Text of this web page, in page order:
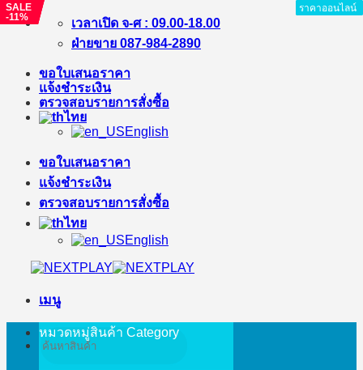
ข้าม
เนื้อหา
เวลาเปิด จ-ศ : 09.00-18.00
ฝ่ายขาย 087-984-2890
ขอใบเสนอราคา
แจ้งชำระเงิน
ตรวจสอบรายการสั่งซื้อ
ไทย
English
ขอใบเสนอราคา
แจ้งชำระเงิน
ตรวจสอบรายการสั่งซื้อ
ไทย
English
เมนู
ค้นหา:
หมวดหมู่สินค้า Category
ราคาออนไลน์
SALE
-%
ราคาออนไลน์
SALE
-%
ราคาออนไลน์
SALE
-11%
ราคาออนไลน์
ราคาออนไลน์
ราคาออนไลน์
ราคาออนไลน์